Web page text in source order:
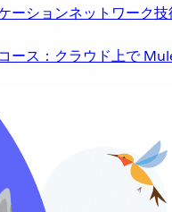
ーションネットワーク技
ース：クラウド上で